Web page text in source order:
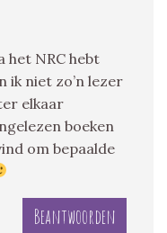
het NRC hebt
ik niet zo’n lezer
elkaar
boeken
om bepaalde
Beantwoorden